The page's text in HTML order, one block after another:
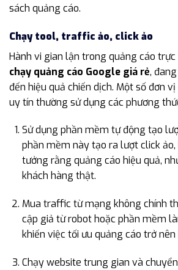
sách quảng cáo.
Chạy tool, traffic ảo, click ảo
Hành vi gian lận trong quảng cáo
chạy quảng cáo Google giá rẻ,
đến hiệu quả chiến dịch. Một số đơn
uy tín thường sử dụng các phương
Sử dụng phần mềm tự động tạo
phần mềm này tạo ra lượt click ảo,
tưởng rằng quảng cáo hiệu quả,
khách hàng thật.
Mua traffic từ mạng không chính
cập giả từ robot hoặc phần mềm
khiến việc tối ưu quảng cáo trở nên
Chạy website trung gian và